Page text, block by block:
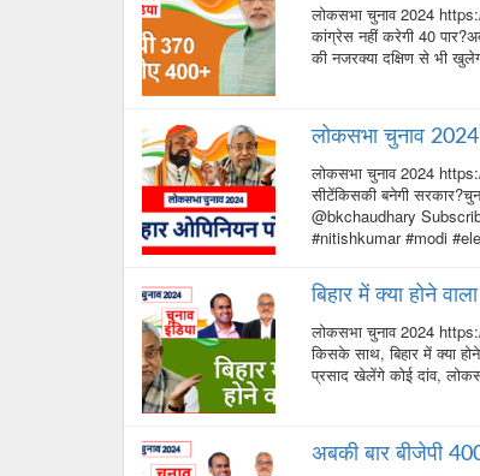
लोकसभा चुनाव 2024
कांग्रेस नहीं करेगी 40
की नजरक्या दक्षिण से भी
लोकसभा चुनाव
लोकसभा चुनाव 2024
सीटेंकिसकी बनेगी
@bkchaudhary
#nitishkumar #modi
बिहार में क्या होने
लोकसभा चुनाव 2024
किसके साथ, बिहार में क्या
प्रसाद खेलेंगे कोई दांव,
अबकी बार बीजेपी